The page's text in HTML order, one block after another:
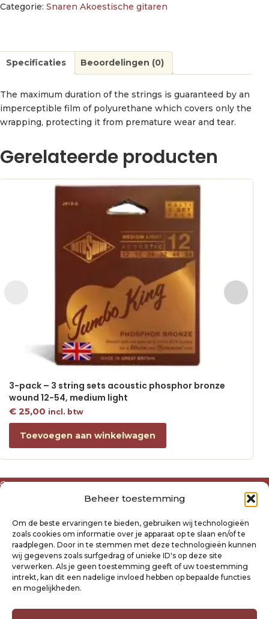
Beheer toestemming
Om de beste ervaringen te bieden, gebruiken wij technologieën
zoals cookies om informatie over je apparaat op te slaan en/of te
raadplegen. Door in te stemmen met deze technologieën kunnen
wij gegevens zoals surfgedrag of unieke ID's op deze site
verwerken. Als je geen toestemming geeft of uw toestemming
intrekt, kan dit een nadelige invloed hebben op bepaalde functies
en mogelijkheden.
Categorie: Snaren Akoestische gitaren
Specificaties Beoordelingen (0)
The maximum duration of the strings is guaranteed by an
imperceptible film of polyurethane which covers only the
wrapping, protecting it from premature wear and tear.
Gerelateerde producten
3-pack – 3 string sets acoustic phosphor bronze
wound 12-54, medium light
€25,00 incl. btw
Toevoegen aan winkelwagen
Over ons
Algemene voorwaarden
Privacyverklaring Raysland
Cookiebeleid
Mijn account
Klantenservice
Verzending- en retourbeleid